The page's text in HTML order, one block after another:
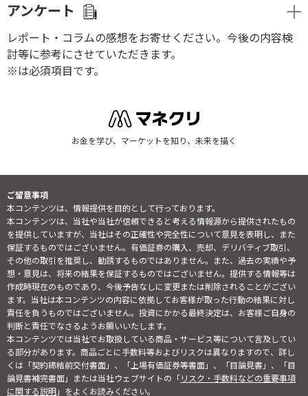
アンケート
レポート・コラムの感想をお寄せください。今後の内容検
討等に参考にさせていただきます。
※は必須項目です。
お金を学び、マーケットを知り、未来を描く
ご留意事項
本コンテンツは、情報提供を目的として行っております。
本コンテンツは、当社や当社が信頼できると考える情報源から提供されたもの
を提供していますが、当社はその正確性や完全性について意見を表明し、また
保証するものではございません。有価証券の購入、売却、デリバティブ取引、
その他の取引を推奨し、勧誘するものではありません。また、過去の実績や予
想・意見は、将来の結果を保証するものではございません。提供する情報等は
作成時現在のものであり、今後予告なしに変更または削除されることがござい
ます。当社は本コンテンツの内容に依拠してお客様が取った行動の結果に対し
責任を負うものではございません。投資にかかる最終決定は、お客様ご自身の
判断と責任でなさるようお願いいたします。
本コンテンツでは当社でお取扱している商品・サービス等について言及してい
る部分があります。商品ごとに手数料等およびリスクは異なりますので、詳し
くは「契約締結前交付書面」、「上場有価証券等書面」、「目論見書」、「目
論見書補完書面」または当社ウェブサイトの「リスク・手数料などの重要事項
に関する説明」をよくお読みください。